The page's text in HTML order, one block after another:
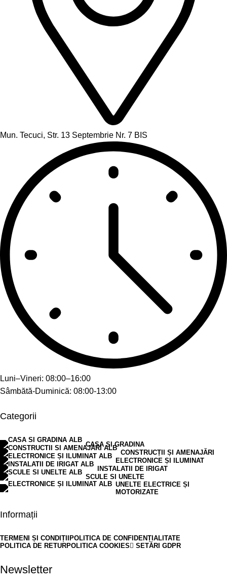
Mun. Tecuci, Str. 13 Septembrie Nr. 7 BIS
Luni–Vineri: 08:00–16:00
Sâmbătă-Duminică: 08:00-13:00
Categorii
CASA SI GRADINA
CONSTRUCȚII ȘI AMENAJĂRI
ELECTRONICE ȘI ILUMINAT
INSTALATII DE IRIGAT
SCULE SI UNELTE
UNELTE ELECTRICE ȘI
MOTORIZATE
Informații
TERMENI ȘI CONDIȚII
POLITICA DE CONFIDENȚIALITATE
POLITICA DE RETURPOLITICA COOKIES SETĂRI GDPR
Newsletter